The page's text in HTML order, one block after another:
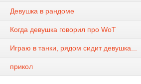
Девушка в рандоме
Когда девушка говорил про WoT
Играю в танки, рядом сидит девушка...
прикол